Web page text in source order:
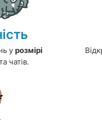
у розмірі
чатів.